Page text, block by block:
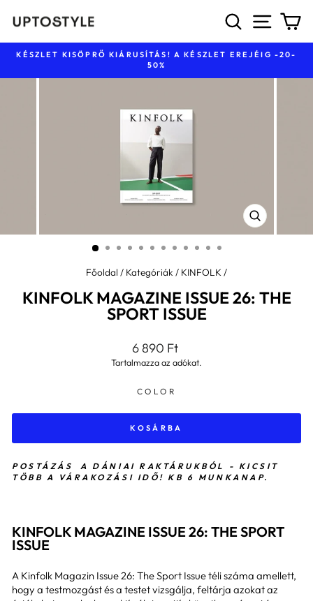
KERESÉS
Diavetítés
KÉSZLET KISÖPRŐ KIÁRUSÍTÁS! A KÉSZLET EREJÉIG -20-
50%
BEZÁR
(ESC)
Főoldal / Kategóriák / KINFOLK/
KINFOLK MAGAZINE ISSUE 26: THE
SPORT ISSUE
Általános
ár
6 890 Ft
Tartalmazza az adókat.
COLOR
KOSÁRBA
POSTÁZÁS A DÁNIAI RAKTÁRUKBÓL - KICSIT
TÖBB A VÁRAKOZÁSI IDŐ! KB 6 MUNKANAP.
KINFOLK MAGAZINE ISSUE 26: THE SPORT
ISSUE
A Kinfolk Magazin Issue 26: The Sport Issue téli száma amellett,
hogy a testmozgást és a testet vizsgálja, feltárja azokat az